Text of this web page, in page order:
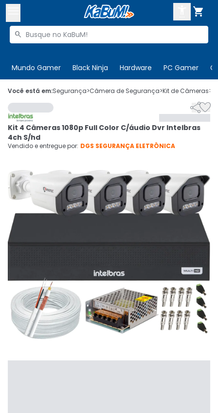

Buscar produtos

Mundo Gamer Black Ninja Hardware PC Gamer
 Olá. Acesse sua conta
 Departamentos
Cupons
Ativar tradutor em libras
CADASTRE-SE
Você está em:Segurança>Câmera de Segurança>Kit de Câmeras>

Kit 4 Câmeras 1080p Full Color C/áudio Dvr Intelbras
4ch S/hd
Vendido e entregue por: DGS SEGURANÇA ELETRÔNICA